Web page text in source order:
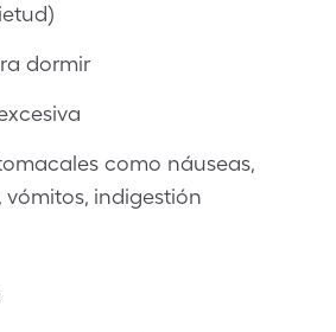
dormir
como náuseas,
vómitos, indigestión